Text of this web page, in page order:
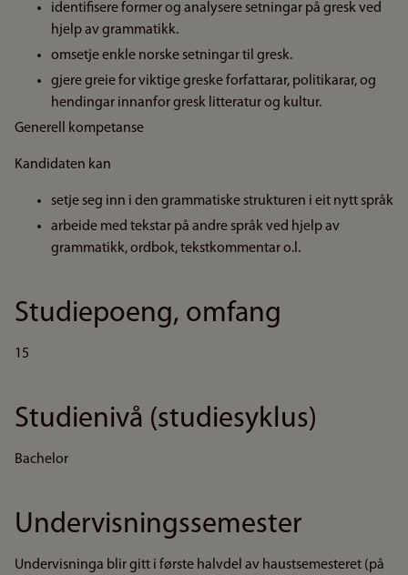
identifisere former og analysere setningar på gresk ved
hjelp av grammatikk.
omsetje enkle norske setningar til gresk.
gjere greie for viktige greske forfattarar, politikarar, og
hendingar innanfor gresk litteratur og kultur.
Generell kompetanse
Kandidaten kan
setje seg inn i den grammatiske strukturen i eit nytt språk
arbeide med tekstar på andre språk ved hjelp av
grammatikk, ordbok, tekstkommentar o.l.
Studiepoeng, omfang
15
Studienivå (studiesyklus)
Bachelor
Undervisningssemester
Undervisninga blir gitt i første halvdel av haustsemesteret (på